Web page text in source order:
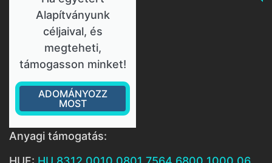
Alapítványunk
céljaival, és
megteheti,
támogasson minket!
ADOMÁNYOZZ
MOST
Anyagi támogatás: